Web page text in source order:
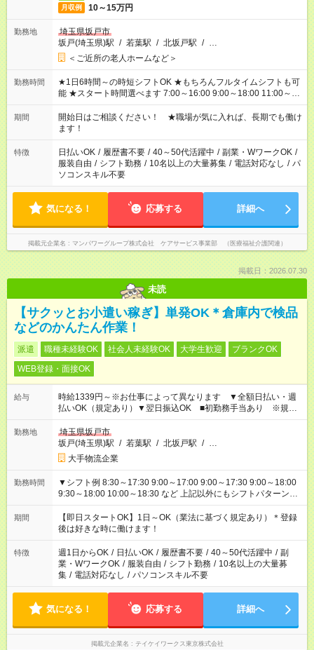
月収例 10～15万円
勤務地
埼玉県坂戸市
坂戸(埼玉県)駅 / 若葉駅 / 北坂戸駅 / …
＜ご近所の老人ホームなど＞
勤務時間
★1日6時間～の時短シフトOK ★もちろんフルタイムシフトも可
能 ★スタート時間選べます 7:00～16:00 9:00～18:00 11:00～
20:00 など 残業なし！ ※Wワークの場合、他のお仕事と合わせ
週40時間超の就業はご案内できません ※法令に基づき、週20時
間以上勤務は社会保険への加入対象となります ※労働者派遣法
（日雇い派遣の原則禁止）により、短時間・短期間の就業はご
案内が難しい場合があります
期間
開始日はご相談ください！ ★職場が気に入れば、長期でも働け
ます！
特徴 日払いOK / 履歴書不要 / 40～50代活躍中 / 副業・WワークOK /
服装自由 / シフト勤務 / 10名以上の大量募集 / 電話対応なし / パ
ソコンスキル不要
気になる！ 応募する 詳細へ
掲載元企業名 マンパワーグループ株式会社 ケアサービス事業部 （医療福祉介護関連）
掲載日：2026.07.30
未読
【サクッとお小遣い稼ぎ】単発OK＊倉庫内で検品
などのかんたん作業！
派遣 職種未経験OK 社会人未経験OK 大学生歓迎
ブランクOK
WEB登録・面接OK
給与
時給1339円～※お仕事によって異なります ▼全額日払い・週
払いOK（規定あり）▼翌日振込OK ■初勤務手当あり ※規定
による
勤務地
埼玉県坂戸市
坂戸(埼玉県)駅 / 若葉駅 / 北坂戸駅 / …
大手物流企業
勤務時間
▼シフト例 8:30～17:30 9:00～17:00 9:00～17:30 9:00～18:00
9:30～18:00 10:00～18:30 など 上記以外にもシフトパターンは
あります！ ご都合を聞かせてください＾＾
期間
【即日スタートOK】1日～OK（業法に基づく規定あり）＊登録
後は好きな時に働けます！
特徴 週1日からOK / 日払いOK / 履歴書不要 / 40～50代活躍中 / 副
業・WワークOK / 服装自由 / シフト勤務 / 10名以上の大量募
集 / 電話対応なし / パソコンスキル不要
気になる！ 応募する 詳細へ
掲載元企業名 テイケイワークス東京株式会社